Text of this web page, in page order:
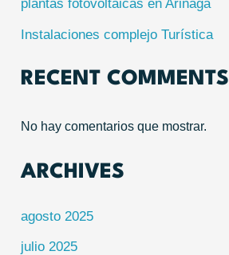
plantas fotovoltaicas en Arinaga
Instalaciones complejo Turística
RECENT COMMENTS
No hay comentarios que mostrar.
ARCHIVES
agosto 2025
julio 2025